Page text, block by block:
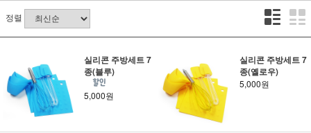
정렬
실리콘 주방세트 7
종(블루)
5,000원
실리콘 주방세트 7
종(옐로우)
5,000원